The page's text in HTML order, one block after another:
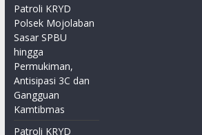
Patroli KRYD
Polsek Mojolaban
Sasar SPBU
hingga
Permukiman,
Antisipasi 3C dan
Gangguan
Kamtibmas
Patroli KRYD